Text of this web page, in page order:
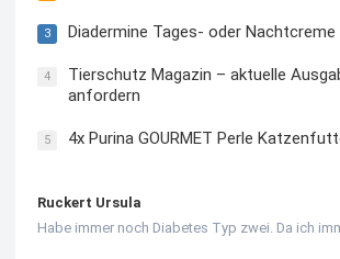
3 Diadermine Tages- oder
4
Tierschutz Magazin – aktuelle
anfordern
5 4x Purina GOURMET Perle
Ruckert Ursula
Habe immer noch Diabetes Typ zwei. Da ich